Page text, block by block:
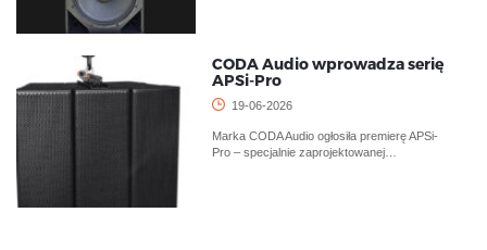
CODA Audio wprowadza serię
APSi-Pro
19-06-2026
Marka CODA Audio ogłosiła premierę APSi-
Pro – specjalnie zaprojektowanej…